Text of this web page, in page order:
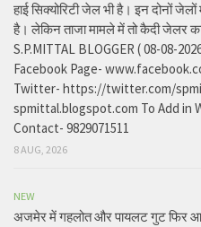
हाई सिक्योरिटी जेल भी है। इन दोनों
है। लेकिन ताजा मामले में तो कैदी जेलर
S.P.MITTAL BLOGGER ( 08-08-
Facebook Page-
Twitter- https://twitter.com/
spmittal.blogspot.com To Add in
Contact- 9829071511
8 AUG, 2026
NEW
अजमेर में गहलोत और पायलट गुट फिर